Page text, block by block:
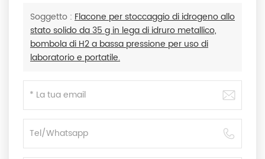
Soggetto : Flacone per stoccaggio di idrogeno allo
stato solido da 35 g in lega di idruro metallico,
bombola di H2 a bassa pressione per uso di
laboratorio e portatile.